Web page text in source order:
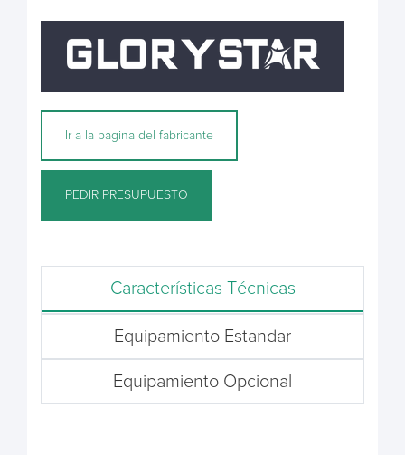
Ir a la pagina del fabricante
PEDIR PRESUPUESTO
Características Técnicas
Equipamiento Estandar
Equipamiento Opcional